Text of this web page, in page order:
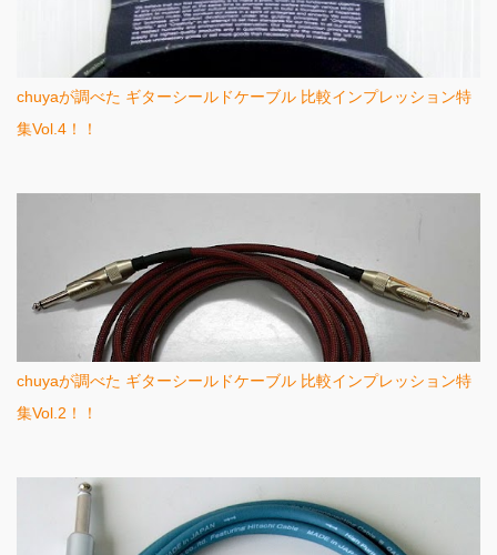
chuyaが調べた ギターシールドケーブル 比較インプレッション特
集Vol.4！！
chuyaが調べた ギターシールドケーブル 比較インプレッション特
集Vol.2！！